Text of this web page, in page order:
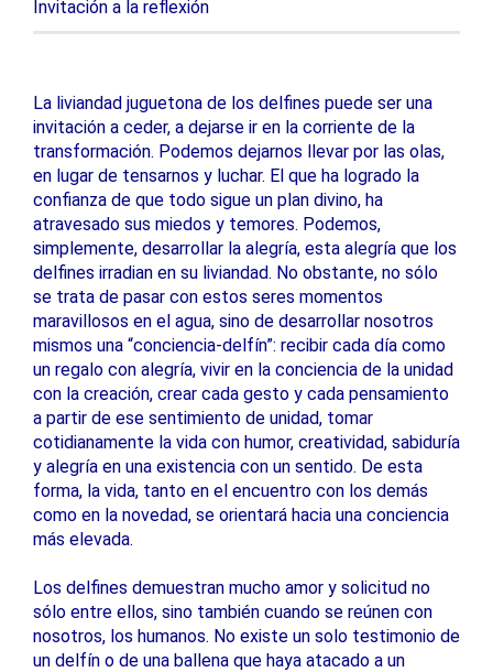
Invitación a la reflexión
La liviandad juguetona de los delfines puede ser una
invitación a ceder, a dejarse ir en la corriente de la
transformación. Podemos dejarnos llevar por las olas,
en lugar de tensarnos y luchar. El que ha logrado la
confianza de que todo sigue un plan divino, ha
atravesado sus miedos y temores. Podemos,
simplemente, desarrollar la alegría, esta alegría que los
delfines irradian en su liviandad. No obstante, no sólo
se trata de pasar con estos seres momentos
maravillosos en el agua, sino de desarrollar nosotros
mismos una “conciencia-delfín”: recibir cada día como
un regalo con alegría, vivir en la conciencia de la unidad
con la creación, crear cada gesto y cada pensamiento
a partir de ese sentimiento de unidad, tomar
cotidianamente la vida con humor, creatividad, sabiduría
y alegría en una existencia con un sentido. De esta
forma, la vida, tanto en el encuentro con los demás
como en la novedad, se orientará hacia una conciencia
más elevada.
Los delfines demuestran mucho amor y solicitud no
sólo entre ellos, sino también cuando se reúnen con
nosotros, los humanos. No existe un solo testimonio de
un delfín o de una ballena que haya atacado a un